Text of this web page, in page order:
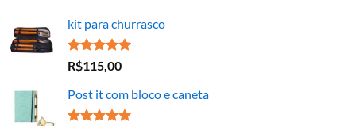
kit para churrasco
Avaliação
5.00
de 5
R$115,00
Post it com bloco e caneta